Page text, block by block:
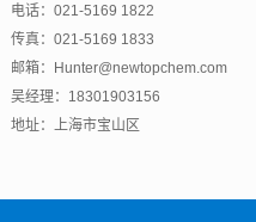
电话：021-5169 1822
传真：021-5169 1833
邮箱：Hunter@newtopchem.com
吴经理：18301903156
地址：上海市宝山区